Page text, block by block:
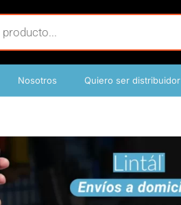
Nosotros Quiero ser distribuidor